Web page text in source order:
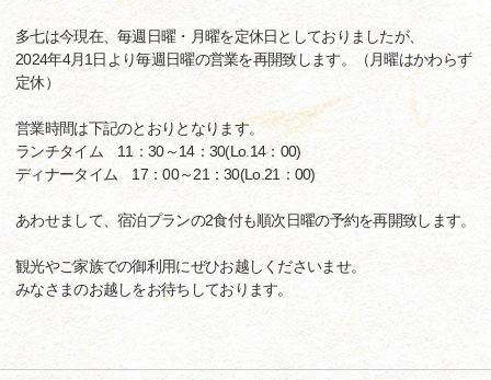
多七は今現在、毎週日曜・月曜を定休日としておりましたが、
2024年4月1日より毎週日曜の営業を再開致します。（月曜はかわらず
定休）
営業時間は下記のとおりとなります。
ランチタイム 11：30～14：30(Lo.14：00)
ディナータイム 17：00～21：30(Lo.21：00)
あわせまして、宿泊プランの2食付も順次日曜の予約を再開致します。
観光やご家族での御利用にぜひお越しくださいませ。
みなさまのお越しをお待ちしております。